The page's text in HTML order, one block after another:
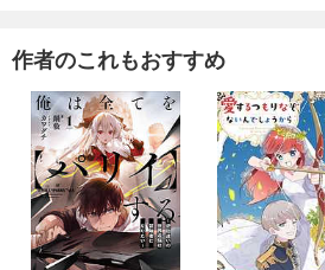
作者のこれもおすすめ